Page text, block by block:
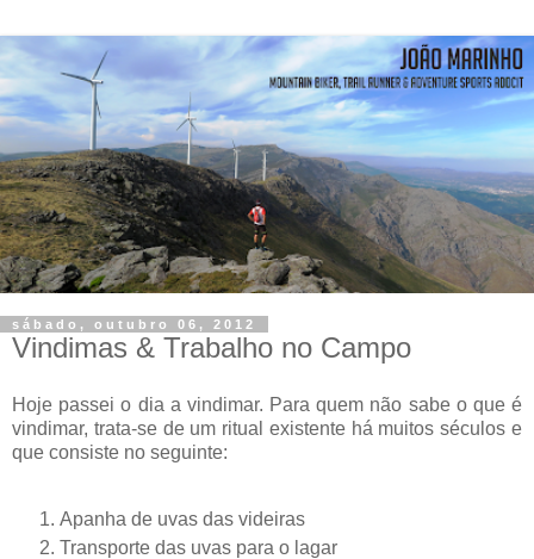
sábado, outubro 06, 2012
Vindimas & Trabalho no Campo
Hoje passei o dia a vindimar. Para quem não sabe o que é
vindimar, trata-se de um ritual existente há muitos séculos e
que consiste no seguinte:
Apanha de uvas das videiras
Transporte das uvas para o lagar